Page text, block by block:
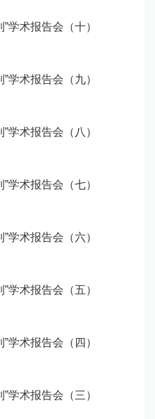
学术报告会（十）
学术报告会（九）
学术报告会（八）
学术报告会（七）
学术报告会（六）
学术报告会（五）
学术报告会（四）
学术报告会（三）